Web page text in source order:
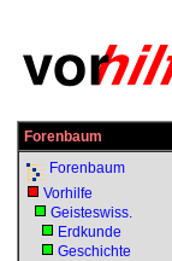
Forenbaum
Forenbaum
Vorhilfe
Geisteswiss.
Erdkunde
Geschichte